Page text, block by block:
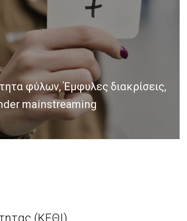
φύλων, Έμφυλες διακρίσεις,
mainstreaming
(ΚΕΘΙ)